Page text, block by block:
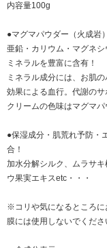
内容量100g
●マグマパウダー（火成岩
亜鉛・カリウム・マグネ
ミネラルを豊富に含有！
ミネラル成分には、お肌
効果による血行。代謝のサ
クリームの色味はマグマパ
●保湿成分・肌荒れ予防・
合！
加水分解シルク、ムラサ
ウ果実エキスetc・・・
※コリや気になるところに
膜には使用しないでくださ